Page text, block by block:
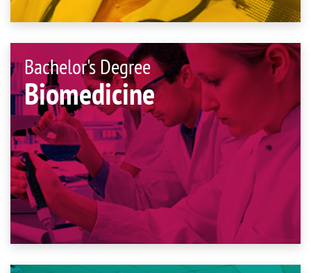
Bachelor's Degree
Biomedicine